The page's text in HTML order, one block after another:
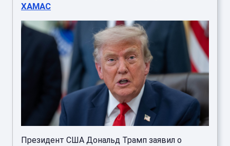
ХАМАС
Президент США Дональд Трамп заявил о